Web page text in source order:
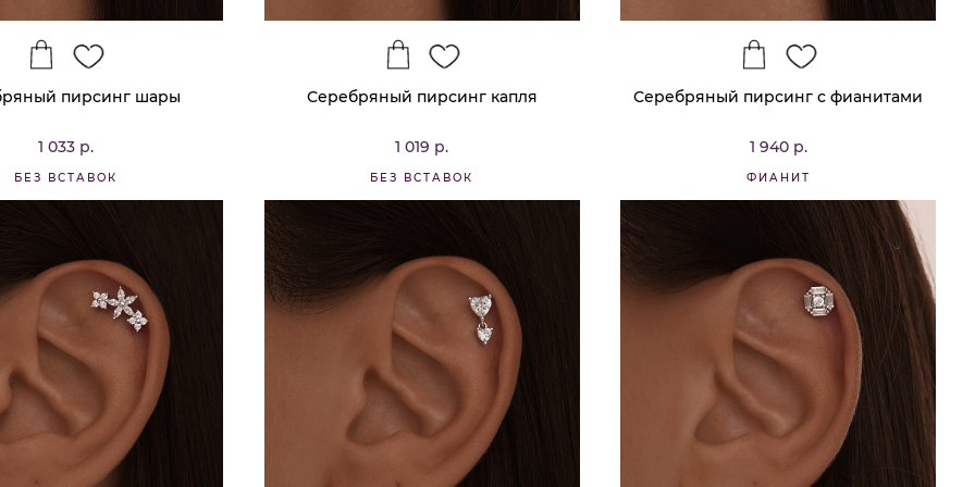
пирсинг шары
1 033 р.
БЕЗ ВСТАВОК
Серебряный пирсинг капля
1 019 р.
БЕЗ ВСТАВОК
Серебряный пирсинг с фианитами
1 940 р.
ФИАНИТ